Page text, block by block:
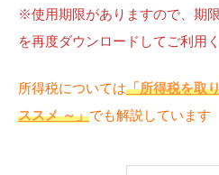
※使用期限がありますので、期
を再度ダウンロードしてご利用
所得税については「所得税を取
ススメ ～」でも解説しています